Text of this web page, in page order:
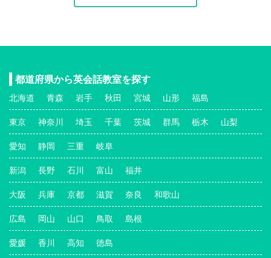
都道府県から英会話教室を探す
北海道 青森 岩手 秋田 宮城 山形 福島
東京 神奈川 埼玉 千葉 茨城 群馬 栃木 山梨
愛知 静岡 三重 岐阜
新潟 長野 石川 富山 福井
大阪 兵庫 京都 滋賀 奈良 和歌山
広島 岡山 山口 鳥取 島根
愛媛 香川 高知 徳島